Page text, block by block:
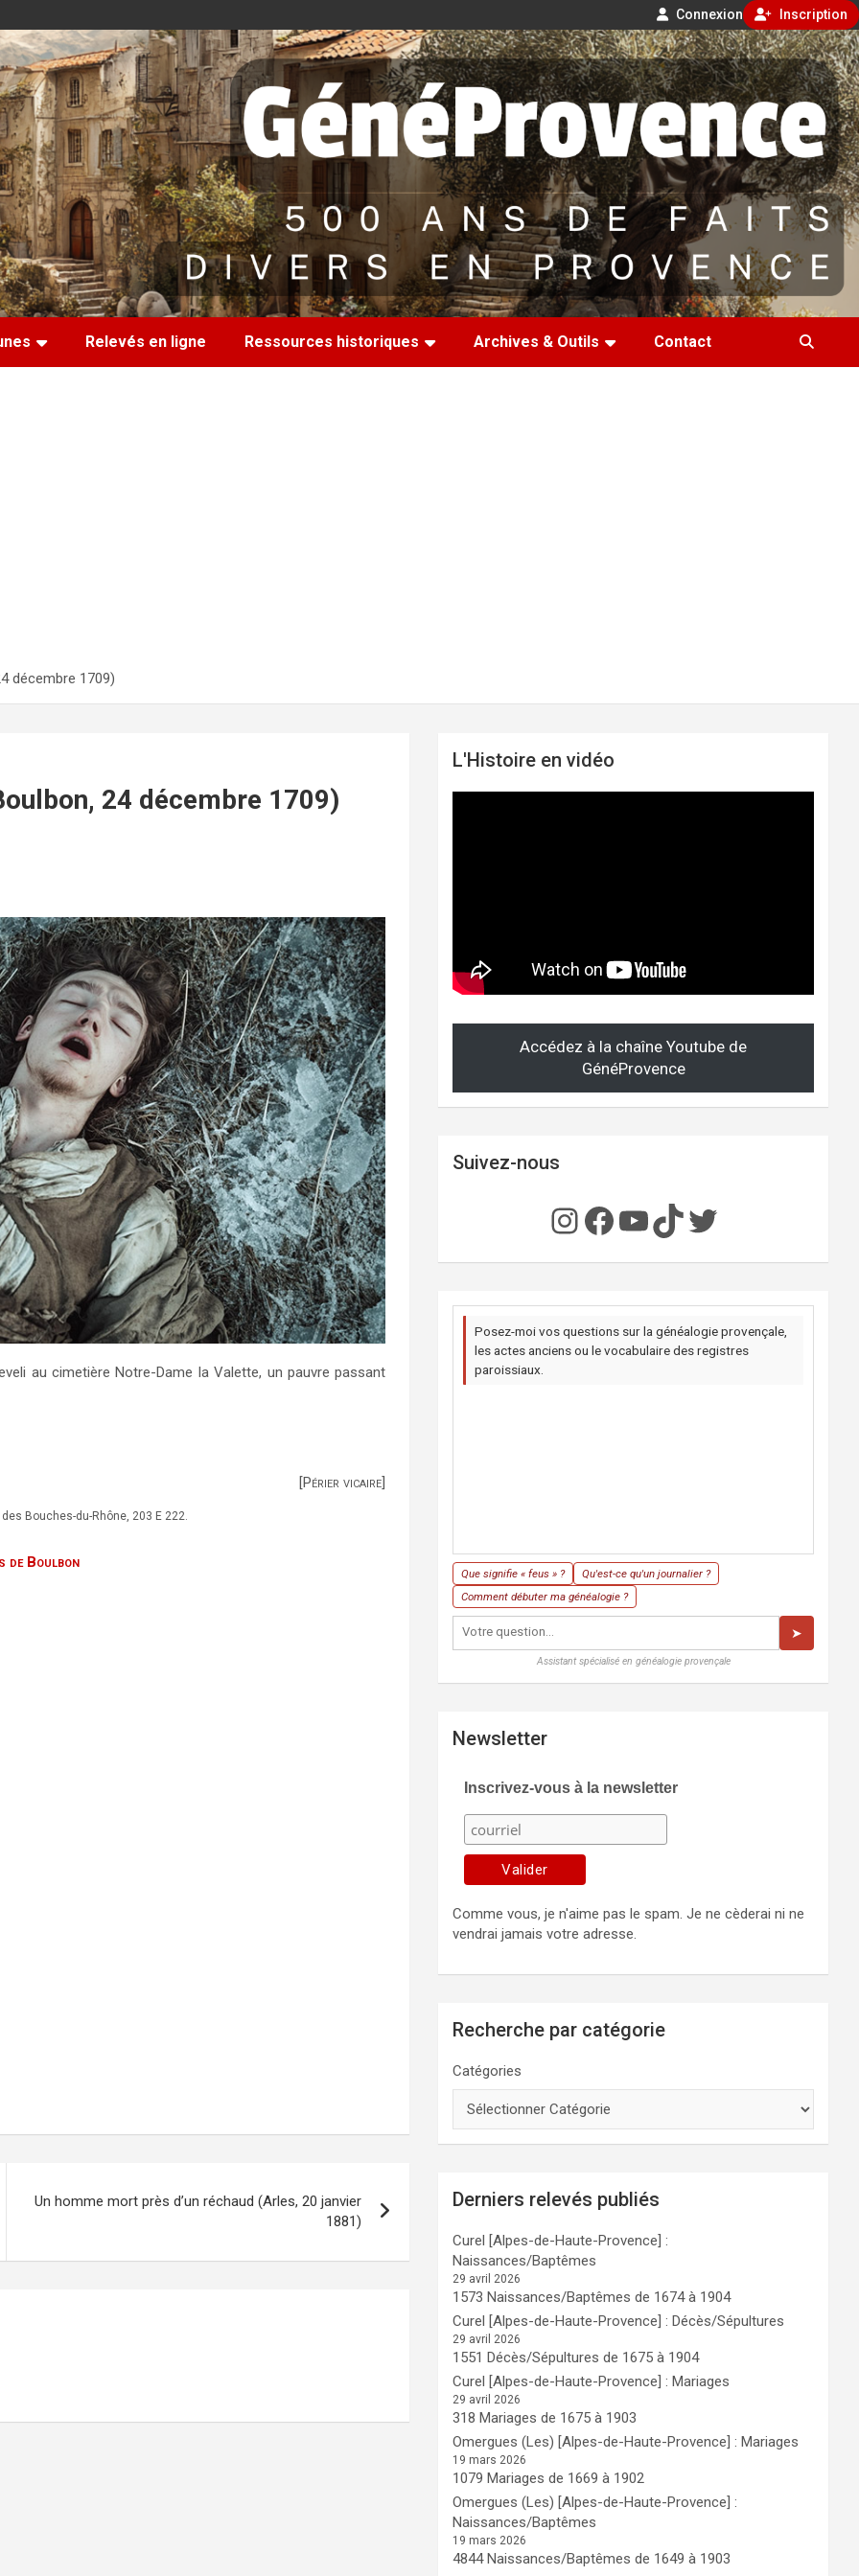
Connexion Inscription
Relevés en ligne Ressources historiques Archives & Outils Contact
décembre 1709)
24 décembre 1709)
au cimetière Notre-Dame la Valette, un pauvre passant
[Périer vicaire]
Bouches-du-Rhône, 203 E 222.
de Boulbon
Un homme mort près d’un réchaud (Arles, 20 janvier
1881)
L'Histoire en vidéo
Accédez à la chaîne Youtube de
GénéProvence
Suivez-nous
Instagram
Facebook
YouTube
TikTok
Twitter
Posez-moi vos questions sur la généalogie provençale,
les actes anciens ou le vocabulaire des registres
paroissiaux.
Que signifie « feus » ?
Qu'est-ce qu'un journalier ?
Comment débuter ma généalogie ?
➤
Assistant spécialisé en généalogie provençale
Newsletter
Inscrivez-vous à la newsletter
Comme vous, je n'aime pas le spam. Je ne cèderai ni ne
vendrai jamais votre adresse.
Recherche par catégorie
Catégories
Derniers relevés publiés
Curel [Alpes-de-Haute-Provence] :
Naissances/Baptêmes
29 avril 2026
1573 Naissances/Baptêmes de 1674 à 1904
Curel [Alpes-de-Haute-Provence] : Décès/Sépultures
29 avril 2026
1551 Décès/Sépultures de 1675 à 1904
Curel [Alpes-de-Haute-Provence] : Mariages
29 avril 2026
318 Mariages de 1675 à 1903
Omergues (Les) [Alpes-de-Haute-Provence] : Mariages
19 mars 2026
1079 Mariages de 1669 à 1902
Omergues (Les) [Alpes-de-Haute-Provence] :
Naissances/Baptêmes
19 mars 2026
4844 Naissances/Baptêmes de 1649 à 1903